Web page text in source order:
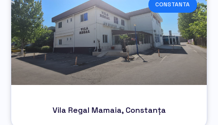
CONSTANTA
Vila Regal Mamaia, Constanța